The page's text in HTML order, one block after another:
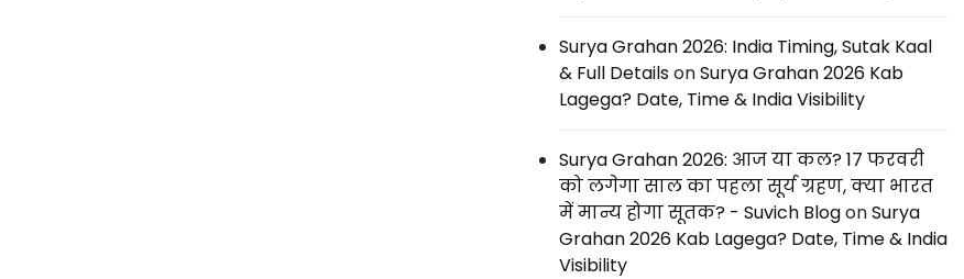
Surya Grahan 2026: India Timing, Sutak Kaal
& Full DetailsonSurya Grahan 2026 Kab
Lagega? Date, Time & India Visibility
Surya Grahan 2026: आज या कल? 17 फरवरी
को लगेगा साल का पहला सूर्य ग्रहण, क्या भारत
में मान्य होगा सूतक? - Suvich BlogonSurya
Grahan 2026 Kab Lagega? Date, Time & India
Visibility